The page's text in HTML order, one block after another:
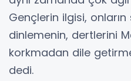
Gençlerin ilgisi,
dinlemenin, dertlerini
korkmadan dile
dedi.